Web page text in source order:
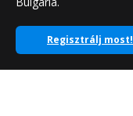
Regisztrálj most!